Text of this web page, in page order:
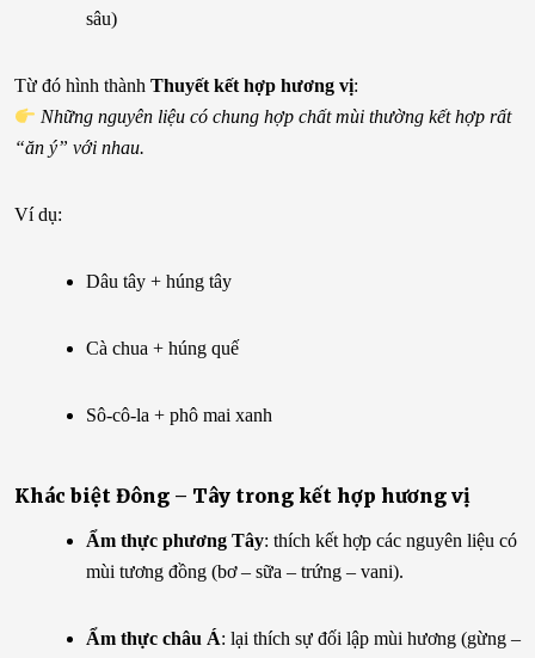
sâu)
Từ đó hình thành Thuyết kết hợp hương vị:
Những nguyên liệu có chung hợp chất mùi thường kết hợp rất
“ăn ý” với nhau.
Ví dụ:
Dâu tây + húng tây
Cà chua + húng quế
Sô-cô-la + phô mai xanh
Khác biệt Đông – Tây trong kết hợp hương vị
Ẩm thực phương Tây: thích kết hợp các nguyên liệu có
mùi tương đồng (bơ – sữa – trứng – vani).
Ẩm thực châu Á: lại thích sự đối lập mùi hương (gừng –